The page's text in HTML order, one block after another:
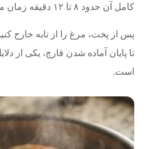
کامل آن حدود ۸ تا ۱۲ دقیقه زمان می‌برد.
پس از پخت، مرغ را از تابه خارج
تا پایان آماده شدن قارچ، یکی از
است.